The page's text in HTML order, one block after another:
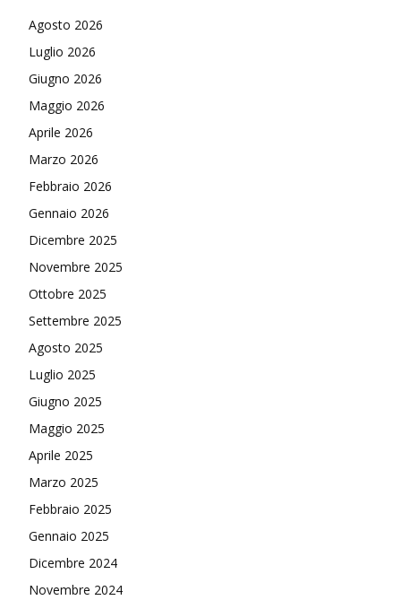
Agosto 2026
Luglio 2026
Giugno 2026
Maggio 2026
Aprile 2026
Marzo 2026
Febbraio 2026
Gennaio 2026
Dicembre 2025
Novembre 2025
Ottobre 2025
Settembre 2025
Agosto 2025
Luglio 2025
Giugno 2025
Maggio 2025
Aprile 2025
Marzo 2025
Febbraio 2025
Gennaio 2025
Dicembre 2024
Novembre 2024